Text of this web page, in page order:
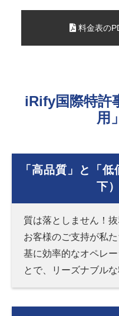
料金表の
iRify国際特許
用
「高品質」と「
下
質は落としません！
お客様のご支持が私
基に効率的なオペレ
とで、リーズナブル